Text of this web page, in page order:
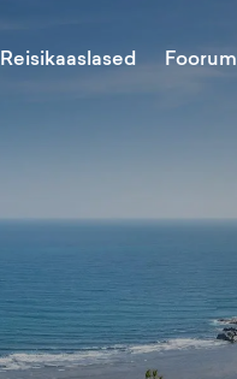
Reisikaaslased Foorum